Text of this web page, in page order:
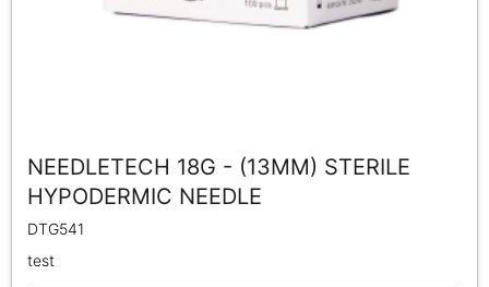
NEEDLETECH 18G - (13MM) STERILE
HYPODERMIC NEEDLE
DTG541
test